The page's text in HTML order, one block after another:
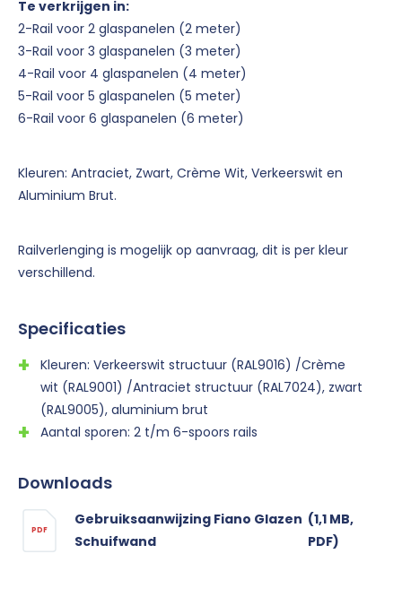
Te verkrijgen in:
2-Rail voor 2 glaspanelen (2 meter)
3-Rail voor 3 glaspanelen (3 meter)
4-Rail voor 4 glaspanelen (4 meter)
5-Rail voor 5 glaspanelen (5 meter)
6-Rail voor 6 glaspanelen (6 meter)
Kleuren: Antraciet, Zwart, Crème Wit, Verkeerswit en
Aluminium Brut.
Railverlenging is mogelijk op aanvraag, dit is per kleur
verschillend.
Specificaties
Kleuren: Verkeerswit structuur (RAL9016) /Crème
wit (RAL9001) /Antraciet structuur (RAL7024), zwart
(RAL9005), aluminium brut
Aantal sporen: 2 t/m 6-spoors rails
Downloads
PDF
Gebruiksaanwijzing Fiano Glazen
Schuifwand
(1,1 MB,
PDF)